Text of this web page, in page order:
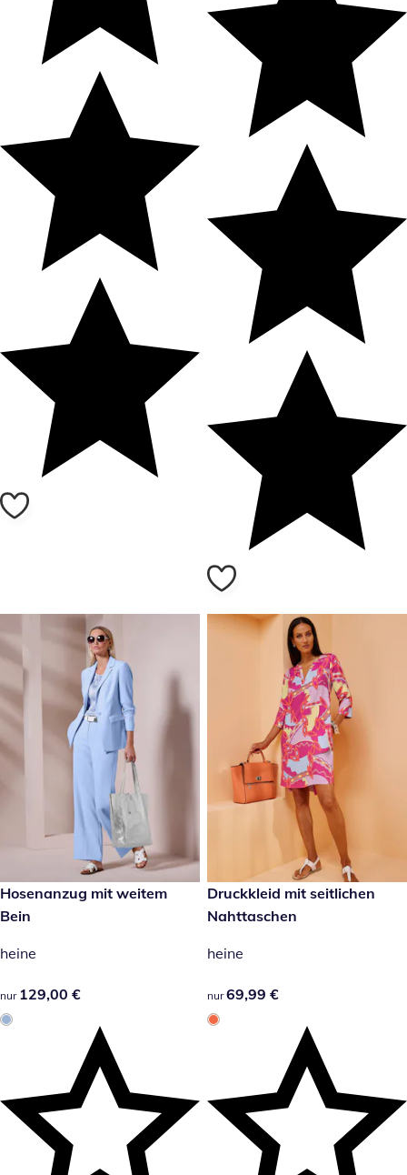
129,00 €
Hosenanzug mit weitem
Bein
heine
129,00 €
nur 129,00 €
69,99 €
Druckkleid mit seitlichen
Nahttaschen
heine
69,99 €
nur 69,99 €